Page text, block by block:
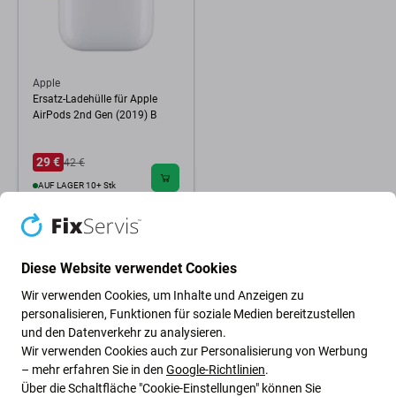
Apple
Ersatz-Ladehülle für Apple
AirPods 2nd Gen (2019) B
29 € 42 €
AUF LAGER 10+ Stk
Diese Website verwendet Cookies
Wir verwenden Cookies, um Inhalte und Anzeigen zu
personalisieren, Funktionen für soziale Medien bereitzustellen
und den Datenverkehr zu analysieren.
Wir verwenden Cookies auch zur Personalisierung von Werbung
– mehr erfahren Sie in den Google-Richtlinien.
Über die Schaltfläche "Cookie-Einstellungen" können Sie